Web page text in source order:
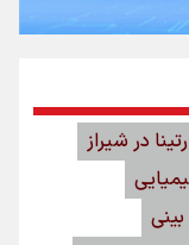
چقدر است؟
در شیراز